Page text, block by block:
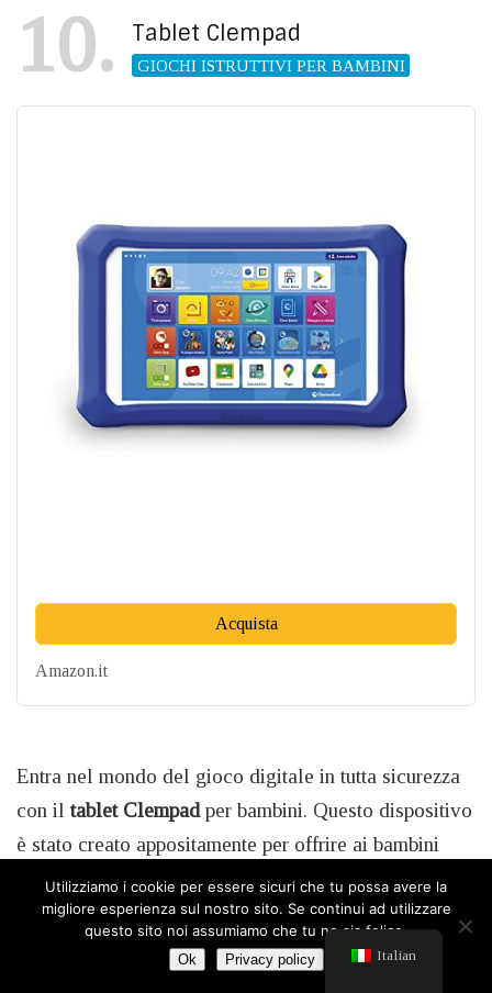
10 Tablet Clempad
GIOCHI ISTRUTTIVI PER BAMBINI
Acquista
Amazon.it
Entra nel mondo del gioco digitale in tutta sicurezza
con il tablet Clempad per bambini. Questo dispositivo
è stato creato appositamente per offrire ai bambini
un’esperienza di gioco e di utilizzo su misura, con
tutte le performance di un tablet per adulti.
L’interfaccia utente è progettata pensando ai più
Italian
Utilizziamo i cookie per essere sicuri che tu possa avere la
migliore esperienza sul nostro sito. Se continui ad utilizzare
questo sito noi assumiamo che tu ne sia felice.
Ok Privacy policy